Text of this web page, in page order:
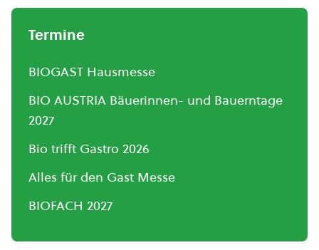
Termine
BIOGAST Hausmesse
BIO AUSTRIA Bäuerinnen- und Bauerntage
2027
Bio trifft Gastro 2026
Alles für den Gast Messe
BIOFACH 2027